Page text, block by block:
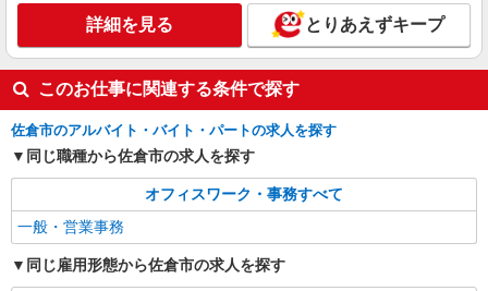
詳細を見る とりあえずキープ
このお仕事に関連する条件で探す
佐倉市のアルバイト・バイト・パートの求人を探す
同じ職種から佐倉市の求人を探す
オフィスワーク・事務すべて
一般・営業事務
同じ雇用形態から佐倉市の求人を探す